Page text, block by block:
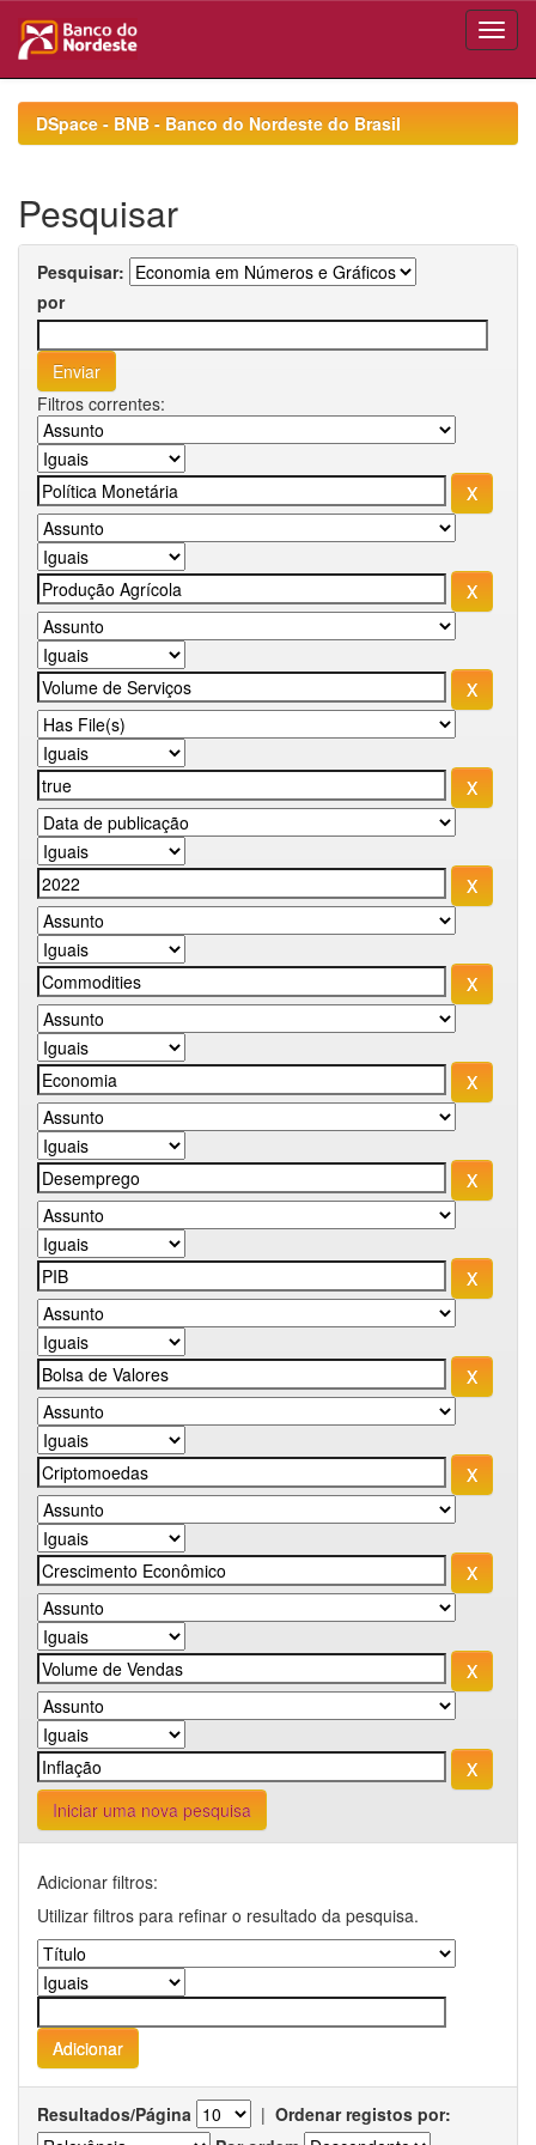
navigationDSpace - BNB - Banco do Nordeste do Brasil
Pesquisar
Pesquisar:
por
Filtros correntes:
Iniciar uma nova pesquisa
Adicionar filtros:
Utilizar filtros para refinar o resultado da pesquisa.
Resultados/Página | Ordenar registos por: